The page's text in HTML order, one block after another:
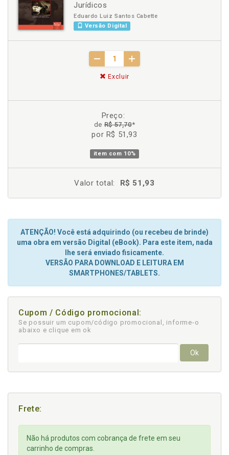
Jurídicos
Eduardo Luiz Santos Cabette
Versão Digital
Excluir
Preço:
deR$ 57,70*
por R$ 51,93
item com 10%
Valor total: R$ 51,93
ATENÇÃO! Você está adquirindo (ou recebeu de brinde)
uma obra em versão Digital (eBook). Para este item, nada
lhe será enviado fisicamente.
VERSÃO PARA DOWNLOAD E LEITURA EM
SMARTPHONES/TABLETS.
Cupom / Código promocional:
Se possuir um cupom/código promocional, informe-o
abaixo e clique em ok
Ok
Frete:
Não há produtos com cobrança de frete em seu
carrinho de compras.